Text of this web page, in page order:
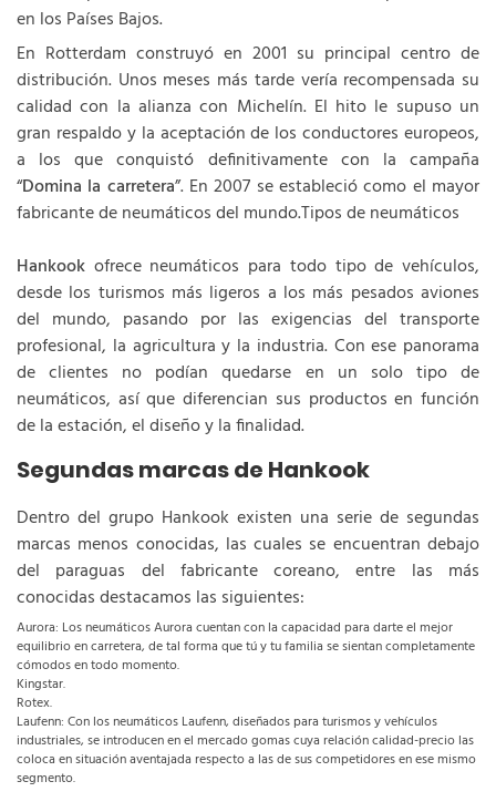
en los Países Bajos.
En Rotterdam construyó en 2001 su principal centro de
distribución. Unos meses más tarde vería recompensada su
calidad con la alianza con Michelín. El hito le supuso un
gran respaldo y la aceptación de los conductores europeos,
a los que conquistó definitivamente con la campaña
“Domina la carretera”. En 2007 se estableció como el mayor
fabricante de neumáticos del mundo.Tipos de neumáticos
Hankook ofrece neumáticos para todo tipo de vehículos,
desde los turismos más ligeros a los más pesados aviones
del mundo, pasando por las exigencias del transporte
profesional, la agricultura y la industria. Con ese panorama
de clientes no podían quedarse en un solo tipo de
neumáticos, así que diferencian sus productos en función
de la estación, el diseño y la finalidad.
Segundas marcas de Hankook
Dentro del grupo Hankook existen una serie de segundas
marcas menos conocidas, las cuales se encuentran debajo
del paraguas del fabricante coreano, entre las más
conocidas destacamos las siguientes:
Aurora: Los neumáticos Aurora cuentan con la capacidad para darte el mejor
equilibrio en carretera, de tal forma que tú y tu familia se sientan completamente
cómodos en todo momento.
Kingstar.
Rotex.
Laufenn: Con los neumáticos Laufenn, diseñados para turismos y vehículos
industriales, se introducen en el mercado gomas cuya relación calidad-precio las
coloca en situación aventajada respecto a las de sus competidores en ese mismo
segmento.